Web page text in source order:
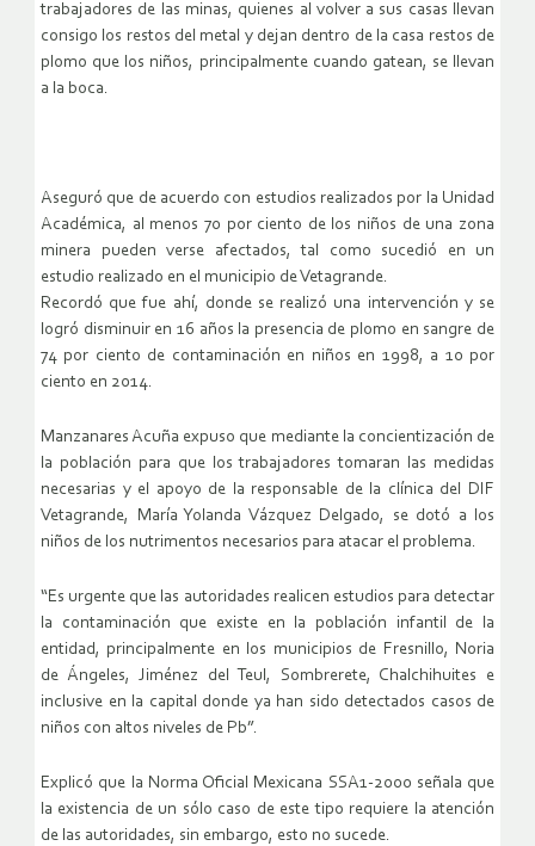
trabajadores de las minas, quienes al volver a sus casas llevan
consigo los restos del metal y dejan dentro de la casa restos de
plomo que los niños, principalmente cuando gatean, se llevan
a la boca.
Aseguró que de acuerdo con estudios realizados por la Unidad
Académica, al menos 70 por ciento de los niños de una zona
minera pueden verse afectados, tal como sucedió en un
estudio realizado en el municipio de Vetagrande.
Recordó que fue ahí, donde se realizó una intervención y se
logró disminuir en 16 años la presencia de plomo en sangre de
74 por ciento de contaminación en niños en 1998, a 10 por
ciento en 2014.
Manzanares Acuña expuso que mediante la concientización de
la población para que los trabajadores tomaran las medidas
necesarias y el apoyo de la responsable de la clínica del DIF
Vetagrande, María Yolanda Vázquez Delgado, se dotó a los
niños de los nutrimentos necesarios para atacar el problema.
“Es urgente que las autoridades realicen estudios para detectar
la contaminación que existe en la población infantil de la
entidad, principalmente en los municipios de Fresnillo, Noria
de Ángeles, Jiménez del Teul, Sombrerete, Chalchihuites e
inclusive en la capital donde ya han sido detectados casos de
niños con altos niveles de Pb”.
Explicó que la Norma Oficial Mexicana SSA1-2000 señala que
la existencia de un sólo caso de este tipo requiere la atención
de las autoridades, sin embargo, esto no sucede.